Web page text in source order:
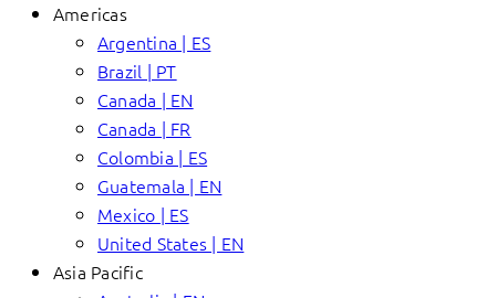
Americas
Argentina | ES
Brazil | PT
Canada | EN
Canada | FR
Colombia | ES
Guatemala | EN
Mexico | ES
United States | EN
Asia Pacific